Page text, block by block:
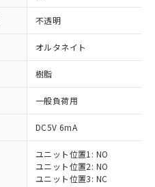
不透明
オルタネイト
樹脂
一般負荷用
DC5V 6mA
ユニット位置1: NO
ユニット位置2: NO
ユニット位置3: NC